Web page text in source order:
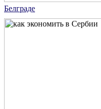
Белграде